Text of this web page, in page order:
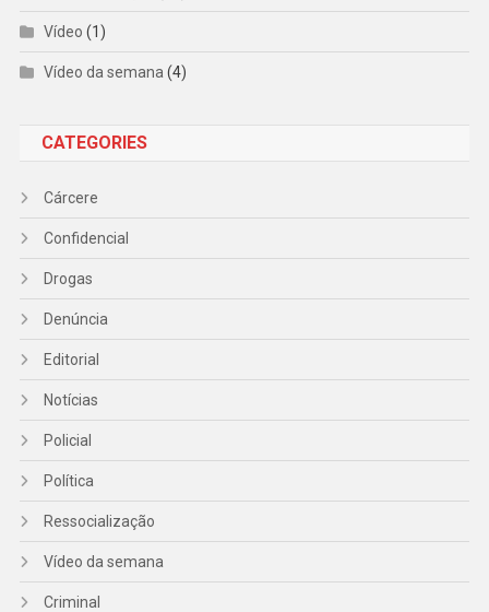
Vídeo (1)
Vídeo da semana (4)
CATEGORIES
Cárcere
Confidencial
Drogas
Denúncia
Editorial
Notícias
Policial
Política
Ressocialização
Vídeo da semana
Criminal